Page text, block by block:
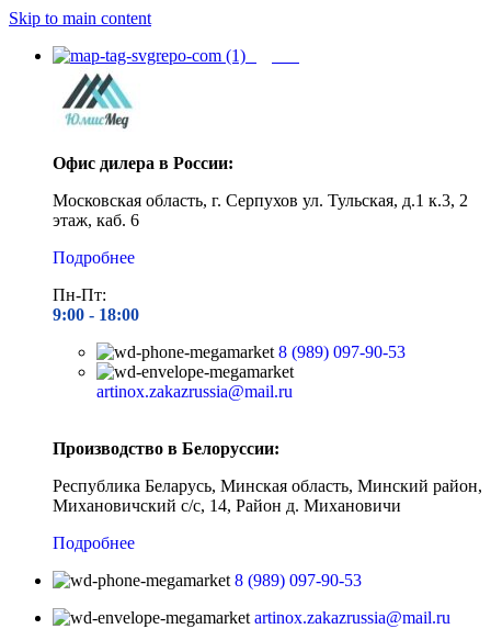
Skip to main content
Офис дилера в России:
Московская область, г. Серпухов ул. Тульская, д.1 к.3, 2
этаж, каб. 6
Подробнее
Пн-Пт:
9:00 - 18:00
8 (989) 097-90-53
artinox.zakazrussia@mail.ru
Производство в Белоруссии:
Республика Беларусь, Минская область, Минский район,
Михановичский с/с, 14, Район д. Михановичи
Подробнее
8 (989) 097-90-53
artinox.zakazrussia@mail.ru